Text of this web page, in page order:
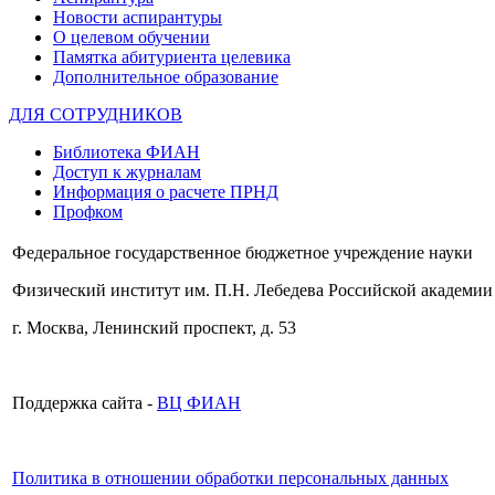
Новости аспирантуры
О целевом обучении
Памятка абитуриента целевика
Дополнительное образование
ДЛЯ СОТРУДНИКОВ
Библиотека ФИАН
Доступ к журналам
Информация о расчете ПРНД
Профком
Федеральное государственное бюджетное учреждение науки
Физический институт им. П.Н. Лебедева Российской академии
г. Москва, Ленинский проспект, д. 53
Поддержка сайта - ВЦ ФИАН
Политика в отношении обработки персональных данных